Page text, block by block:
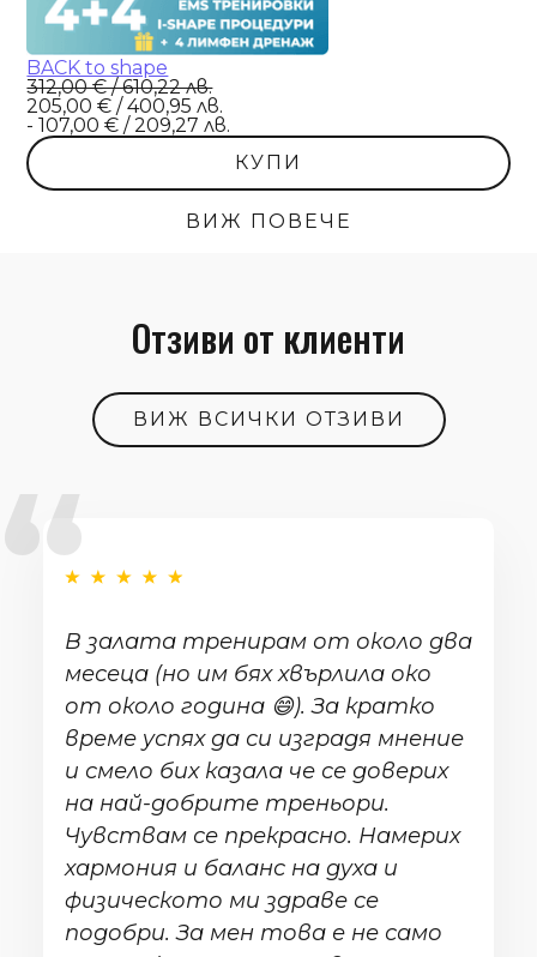
BACK to shape
312,00 € / 610,22 лв.
205,00 € / 400,95 лв.
- 107,00 € / 209,27 лв.
КУПИ
ВИЖ ПОВЕЧЕ
Отзиви от клиенти
ВИЖ ВСИЧКИ ОТЗИВИ
В залата тренирам от около два
месеца (но им бях хвърлила око
от около година 😄). За кратко
време успях да си изградя мнение
и смело бих казала че се доверих
на най-добрите треньори.
Чувствам се прекрасно. Намерих
хармония и баланс на духа и
физическото ми здраве се
подобри. За мен това е не само